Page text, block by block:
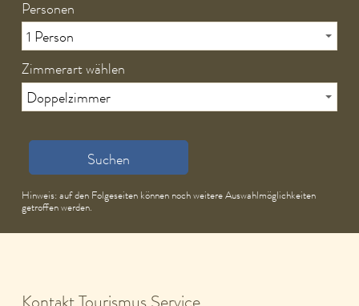
Personen
Zimmerart wählen
Suchen
Hinweis: auf den Folgeseiten können noch weitere Auswahlmöglichkeiten
getroffen werden.